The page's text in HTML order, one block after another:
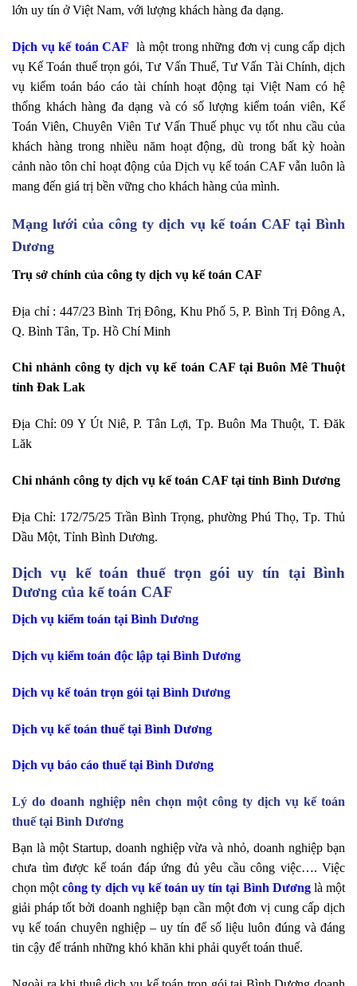
lớn uy tín ở Việt Nam, với lượng khách hàng đa dạng.
Dịch vụ kế toán CAF là một trong những đơn vị cung cấp dịch
vụ Kế Toán thuế trọn gói, Tư Vấn Thuế, Tư Vấn Tài Chính, dịch
vụ kiểm toán báo cáo tài chính hoạt động tại Việt Nam có hệ
thống khách hàng đa dạng và có số lượng kiểm toán viên, Kế
Toán Viên, Chuyên Viên Tư Vấn Thuế phục vụ tốt nhu cầu của
khách hàng trong nhiều năm hoạt động, dù trong bất kỳ hoàn
cảnh nào tôn chỉ hoạt động của Dịch vụ kế toán CAF vẫn luôn là
mang đến giá trị bền vững cho khách hàng của mình.
Mạng lưới của công ty dịch vụ kế toán CAF tại Bình
Dương
Trụ sở chính của công ty dịch vụ kế toán CAF
Địa chỉ : 447/23 Bình Trị Đông, Khu Phố 5, P. Bình Trị Đông A,
Q. Bình Tân, Tp. Hồ Chí Minh
Chi nhánh công ty dịch vụ kế toán CAF tại Buôn Mê Thuột
tỉnh Đak Lak
Địa Chỉ: 09 Y Út Niê, P. Tân Lợi, Tp. Buôn Ma Thuột, T. Đăk
Lăk
Chi nhánh công ty dịch vụ kế toán CAF tại tỉnh Bình Dương
Địa Chỉ: 172/75/25 Trần Bình Trọng, phường Phú Thọ, Tp. Thủ
Dầu Một, Tỉnh Bình Dương.
Dịch vụ kế toán thuế trọn gói uy tín tại Bình
Dương của kế toán CAF
Dịch vụ kiểm toán tại Bình Dương
Dịch vụ kiểm toán độc lập tại Bình Dương
Dịch vụ kế toán trọn gói tại Bình Dương
Dịch vụ kế toán thuế tại Bình Dương
Dịch vụ báo cáo thuế tại Bình Dương
Lý do doanh nghiệp nên chọn một công ty dịch vụ kế toán
thuế tại Bình Dương
Bạn là một Startup, doanh nghiệp vừa và nhỏ, doanh nghiệp bạn
chưa tìm được kế toán đáp ứng đủ yêu cầu công việc…. Việc
chọn mộtcông ty dịch vụ kế toán uy tín tại Bình Dươnglà một
giải pháp tốt bởi doanh nghiệp bạn cần một đơn vị cung cấp dịch
vụ kế toán chuyên nghiệp – uy tín để số liệu luôn đúng và đáng
tin cậy để tránh những khó khăn khi phải quyết toán thuế.